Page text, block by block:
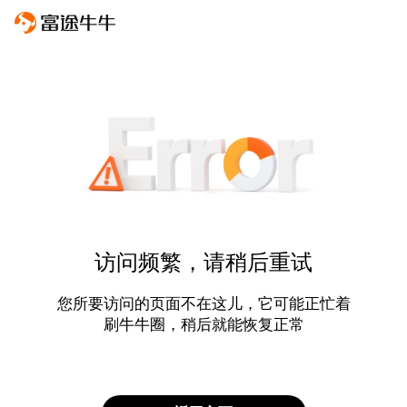
访问频繁，请稍后重试
您所要访问的页面不在这儿，它可能正忙着
刷牛牛圈，稍后就能恢复正常